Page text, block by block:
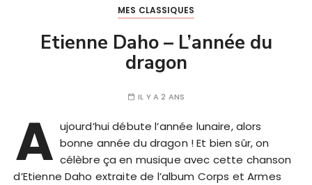
MES CLASSIQUES
Etienne Daho – L’année du
dragon
IL Y A 2 ANS
A ujourd’hui débute l’année lunaire, alors
bonne année du dragon ! Et bien sûr, on
célèbre ça en musique avec cette chanson
d’Etienne Daho extraite de l’album Corps et Armes